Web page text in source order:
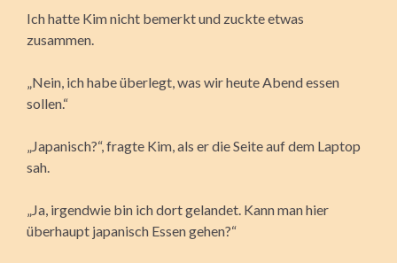
Ich hatte Kim nicht bemerkt und zuckte etwas
zusammen.
„Nein, ich habe überlegt, was wir heute Abend essen
sollen.“
„Japanisch?“, fragte Kim, als er die Seite auf dem Laptop
sah.
„Ja, irgendwie bin ich dort gelandet. Kann man hier
überhaupt japanisch Essen gehen?“